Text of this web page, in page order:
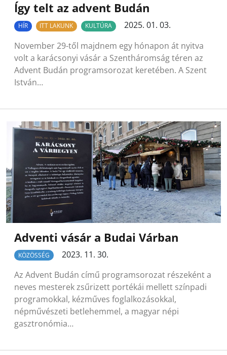
Így telt az advent Budán
HÍR ITT LAKUNK KULTÚRA
2025. 01. 03.
November 29-től majdnem egy hónapon át nyitva
volt a karácsonyi vásár a Szentháromság téren az
Advent Budán programsorozat keretében. A Szent
István…
Adventi vásár a Budai Várban
KÖZÖSSÉG
2023. 11. 30.
Az Advent Budán című programsorozat részeként a
neves mesterek zsűrizett portékái mellett színpadi
programokkal, kézműves foglalkozásokkal,
népművészeti betlehemmel, a magyar népi
gasztronómia…